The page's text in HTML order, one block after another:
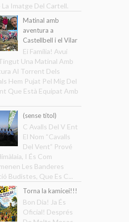
La Imatge Del Cartell.
Matinal amb
aventura a
Castellbell i el Vilar
Ei Família! Avui
Una Matinal Amb
Al Torrent Dels
Hem Pujat Pel Mig Del
Que Està Equipat Amb
(sense títol)
C Avalls Del V Ent
El Nom “Cavalls
Del Vent” Prové
I És Com
Les Banderes
Budistes, Que Es C...
Torna la kamicei!!!
Bon Dia! Ja És
Oficial! Després